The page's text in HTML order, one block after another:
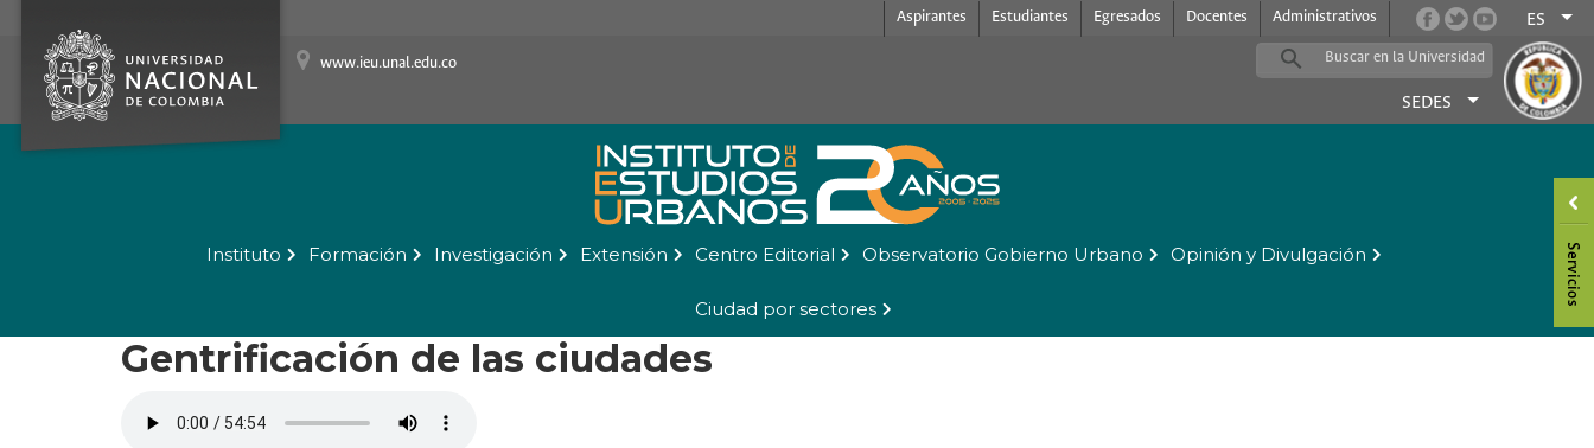
Aspirantes Estudiantes Egresados Docentes Administrativos ES
www.ieu.unal.edu.co
SEDES
Instituto Formación Investigación Extensión Centro Editorial Observatorio Gobierno Urbano Opinión y Divulgación
Ciudad por sectores
Gentrificación de las ciudades